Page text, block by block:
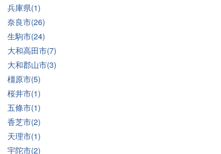
兵庫県(1)
奈良市(26)
生駒市(24)
大和高田市(7)
大和郡山市(3)
橿原市(5)
桜井市(1)
五條市(1)
香芝市(2)
天理市(1)
宇陀市(2)